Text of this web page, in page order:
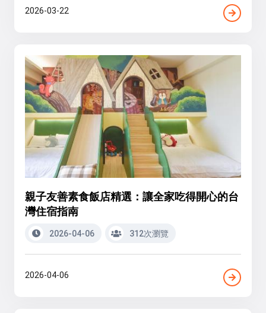
2026-03-22
親子友善素食飯店精選：讓全家吃得開心的台
灣住宿指南
2026-04-06 312次瀏覽
2026-04-06